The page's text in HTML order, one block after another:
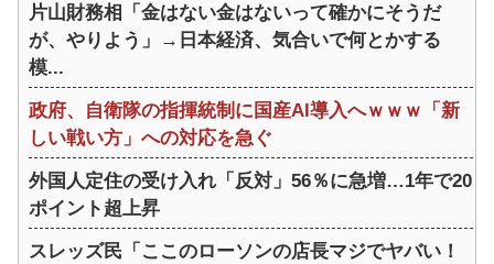
片山財務相「金はない金はないって確かにそうだ
が、やりよう」→日本経済、気合いで何とかする
模...
政府、自衛隊の指揮統制に国産AI導入へｗｗｗ「新
しい戦い方」への対応を急ぐ
外国人定住の受け入れ「反対」56％に急増…1年で20
ポイント超上昇
スレッズ民「ここのローソンの店長マジでヤバい！